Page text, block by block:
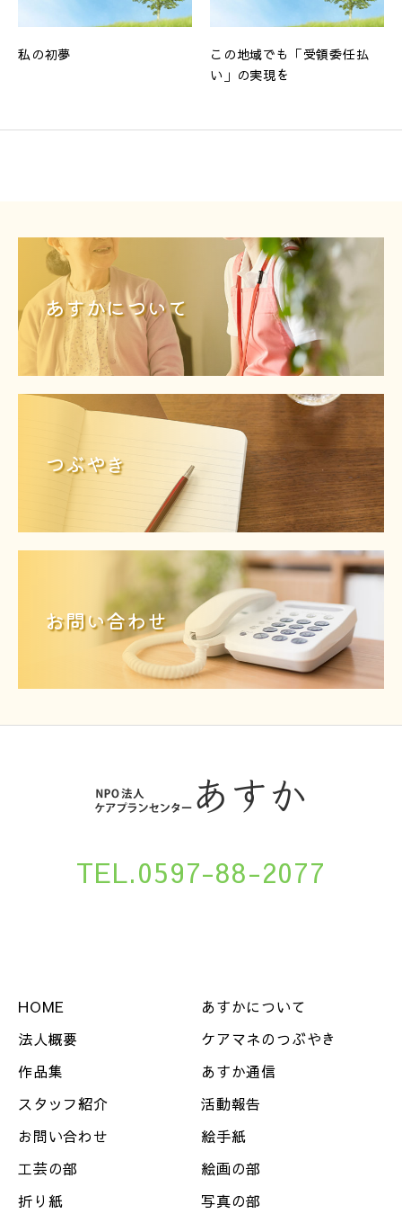
私の初夢
この地域でも「受領委任払
い」の実現を
あすかについて
つぶやき
お問い合わせ
TEL.0597-88-2077
HOME
あすかについて
法人概要
ケアマネのつぶやき
作品集
あすか通信
スタッフ紹介
活動報告
お問い合わせ
絵手紙
工芸の部
絵画の部
折り紙
写真の部